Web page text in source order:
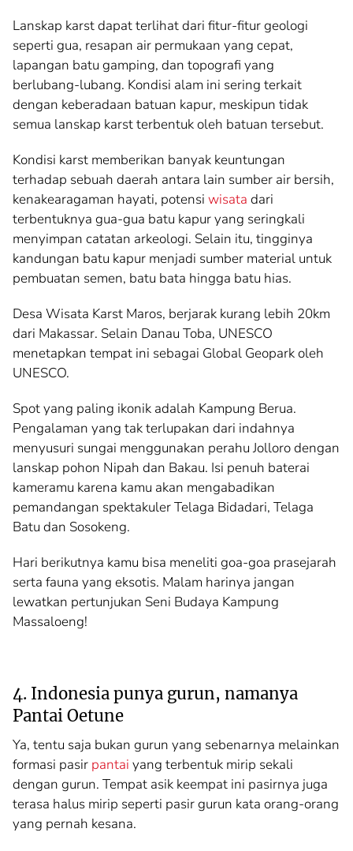
Lanskap karst dapat terlihat dari fitur-fitur geologi
seperti gua, resapan air permukaan yang cepat,
lapangan batu gamping, dan topografi yang
berlubang-lubang. Kondisi alam ini sering terkait
dengan keberadaan batuan kapur, meskipun tidak
semua lanskap karst terbentuk oleh batuan tersebut.
Kondisi karst memberikan banyak keuntungan
terhadap sebuah daerah antara lain sumber air bersih,
kenakearagaman hayati, potensi wisata dari
terbentuknya gua-gua batu kapur yang seringkali
menyimpan catatan arkeologi. Selain itu, tingginya
kandungan batu kapur menjadi sumber material untuk
pembuatan semen, batu bata hingga batu hias.
Desa Wisata Karst Maros, berjarak kurang lebih 20km
dari Makassar. Selain Danau Toba, UNESCO
menetapkan tempat ini sebagai Global Geopark oleh
UNESCO.
Spot yang paling ikonik adalah Kampung Berua.
Pengalaman yang tak terlupakan dari indahnya
menyusuri sungai menggunakan perahu Jolloro dengan
lanskap pohon Nipah dan Bakau. Isi penuh baterai
kameramu karena kamu akan mengabadikan
pemandangan spektakuler Telaga Bidadari, Telaga
Batu dan Sosokeng.
Hari berikutnya kamu bisa meneliti goa-goa prasejarah
serta fauna yang eksotis. Malam harinya jangan
lewatkan pertunjukan Seni Budaya Kampung
Massaloeng!
4. Indonesia punya gurun, namanya
Pantai Oetune
Ya, tentu saja bukan gurun yang sebenarnya melainkan
formasi pasir pantai yang terbentuk mirip sekali
dengan gurun. Tempat asik keempat ini pasirnya juga
terasa halus mirip seperti pasir gurun kata orang-orang
yang pernah kesana.